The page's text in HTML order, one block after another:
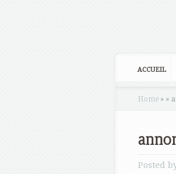
ACCUEIL
Home » »
Posted